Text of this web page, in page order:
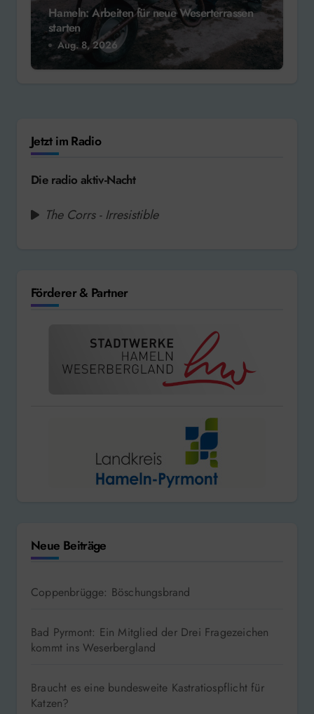
Hameln: Arbeiten für neue Weserterrassen
starten
Aug. 8, 2026
Jetzt im Radio
Die radio aktiv-Nacht
The Corrs - Irresistible
Förderer & Partner
Neue Beiträge
Coppenbrügge: Böschungsbrand
Bad Pyrmont: Ein Mitglied der Drei Fragezeichen
kommt ins Weserbergland
Braucht es eine bundesweite Kastratiospflicht für
Katzen?